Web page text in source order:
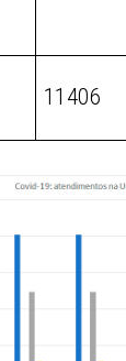
11406